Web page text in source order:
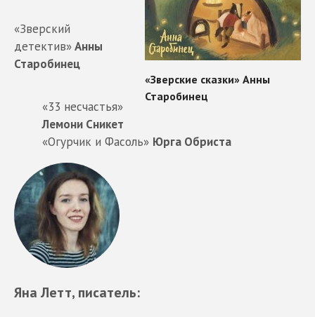
«Зверский
детектив»Анны
Старобинец
«33 несчастья»
Лемони Сникет
«Огурчик и Фасоль» Юрга Обриста
Яна Летт, писатель: